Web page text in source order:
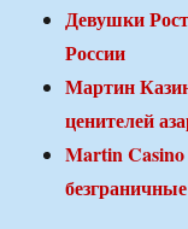
Девушки
России
Мартин
ценителей
Martin